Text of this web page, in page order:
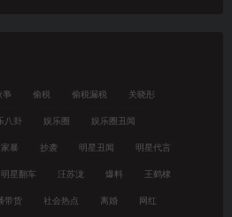
亊 偷税 偷税漏税 关晓彤
八卦 娱乐圈 娱乐圈丑闻
家暴 抄袭 明星丑闻 明星代言
明星翻车 汪苏泷 爆料 王鹤棣
带货 社会热点 离婚 网红